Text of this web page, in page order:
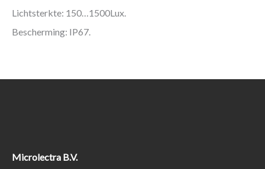
Lichtsterkte: 150…1500Lux.
Bescherming: IP67.
Microlectra B.V.